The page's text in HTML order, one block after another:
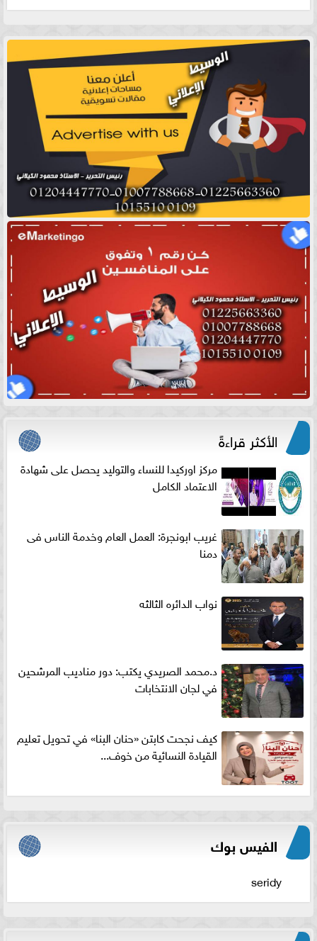
الأكثر قراءةً
مركز اوركيدا للنساء والتوليد يحصل على شهادة
الاعتماد الكامل
غريب ابونجرة: العمل العام وخدمة الناس فى
دمنا
نواب الدائره الثالثه
د.محمد الصريدي يكتب: دور مناديب المرشحين
في لجان الانتخابات
كيف نجحت كابتن «حنان البنا» في تحويل تعليم
القيادة النسائية من خوف...
الفيس بوك
seridy